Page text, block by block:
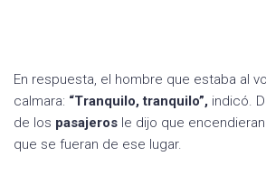
En respuesta, el hombre que estaba al
calmara: “Tranquilo, tranquilo”, indicó.
de los pasajeros le dijo que
que se fueran de ese lugar.